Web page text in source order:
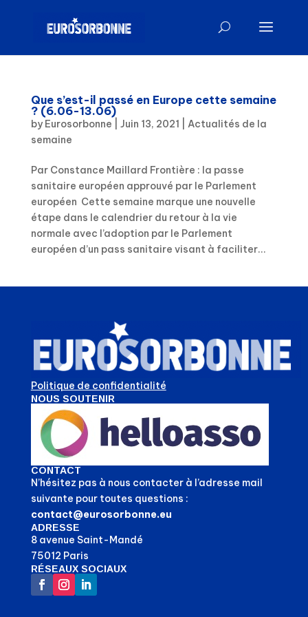
Que s’est-il passé en Europe cette semaine
? (6.06-13.06)
by Eurosorbonne Juin 13, 2021
Actualités de la
semaine
Par Constance Maillard Frontière : la passe
sanitaire européen approuvé par le Parlement
européen Cette semaine marque une nouvelle
étape dans le calendrier du retour à la vie
normale avec l’adoption par le Parlement
européen d’un pass sanitaire visant à faciliter...
Politique de confidentialité
NOUS SOUTENIR
CONTACT
N’hésitez pas à nous contacter à l’adresse mail
suivante pour toutes questions :
contact@eurosorbonne.eu
ADRESSE
8 avenue Saint-Mandé
75012 Paris
RÉSEAUX SOCIAUX